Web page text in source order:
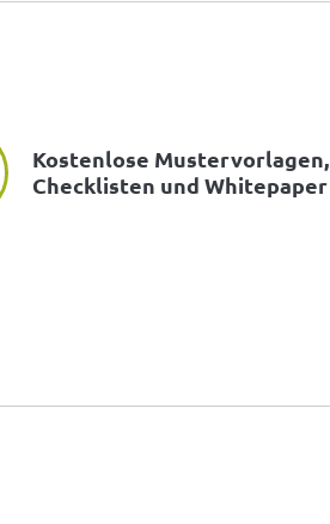
Kostenlose Mustervorlagen,
Checklisten und Whitepaper